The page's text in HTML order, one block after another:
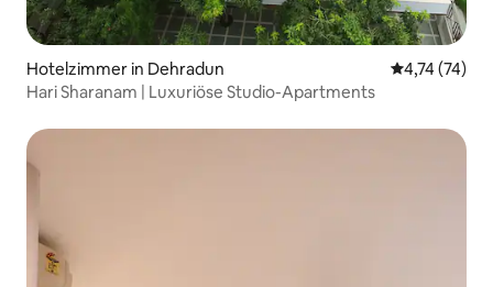
Hotelzimmer in Dehradun
4,74 (74)
Hari Sharanam | Luxuriöse Studio-Apartments